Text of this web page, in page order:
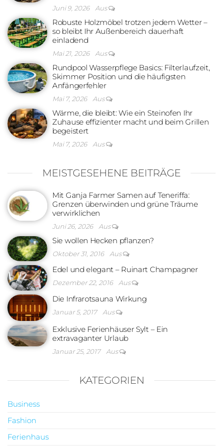
Juni 9, 2026 Aus
Robuste Holzmöbel trotzen jedem Wetter –
so bleibt Ihr Außenbereich dauerhaft
einladend
Mai 21, 2026 Aus
Rundpool Wasserpflege Basics: Filterlaufzeit,
Skimmer Position und die häufigsten
Anfängerfehler
Mai 7, 2026 Aus
Wärme, die bleibt: Wie ein Steinofen Ihr
Zuhause effizienter macht und beim Grillen
begeistert
Mai 7, 2026 Aus
MEISTGESEHENE BEITRÄGE
Mit Ganja Farmer Samen auf Teneriffa:
Grenzen überwinden und grüne Träume
verwirklichen
Juni 26, 2026 Aus
Sie wollen Hecken pflanzen?
Oktober 31, 2016 Aus
Edel und elegant – Ruinart Champagner
Dezember 22, 2016 Aus
Die Infrarotsauna Wirkung
Januar 5, 2017 Aus
Exklusive Ferienhäuser Sylt – Ein
extravaganter Urlaub
Januar 25, 2017 Aus
KATEGORIEN
Business
Fashion
Ferienhaus